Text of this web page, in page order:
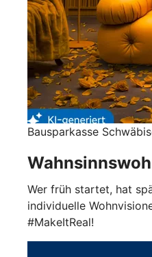
Bausparkasse
Wer früh startet, hat
individuelle
#MakeItReal!